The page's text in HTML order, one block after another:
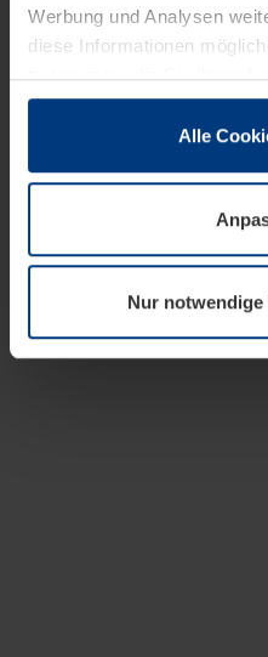
Werbung und Analysen
diese Informationen
zusammen, die Sie ihnen
sie im Rahmen Ihrer
wenn diese für den Betrieb
notwendig sind. Für alle
wir Ihre Erlaubnis. Ihre
Datenschutzerklärung
widerrufen.
Alle
Nur